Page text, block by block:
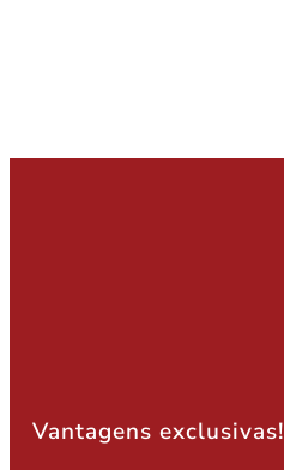
Vantagens exclusivas!